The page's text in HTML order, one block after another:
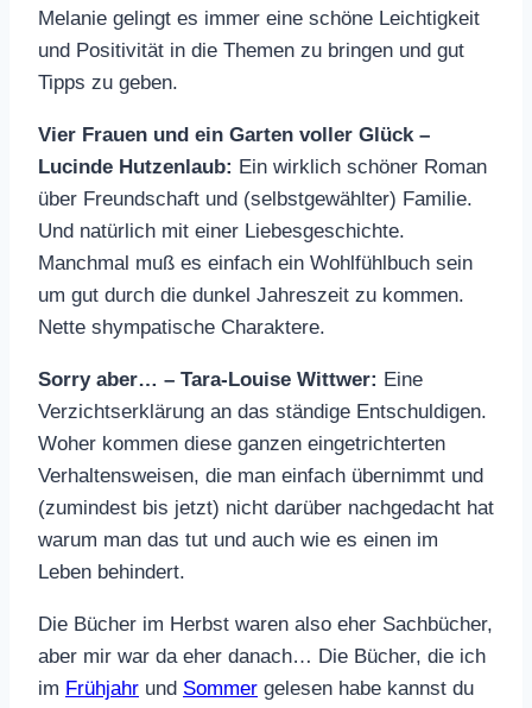
Melanie gelingt es immer eine schöne Leichtigkeit
und Positivität in die Themen zu bringen und gut
Tipps zu geben.
Vier Frauen und ein Garten voller Glück –
Lucinde Hutzenlaub: Ein wirklich schöner Roman
über Freundschaft und (selbstgewählter) Familie.
Und natürlich mit einer Liebesgeschichte.
Manchmal muß es einfach ein Wohlfühlbuch sein
um gut durch die dunkel Jahreszeit zu kommen.
Nette shympatische Charaktere.
Sorry aber… – Tara-Louise Wittwer: Eine
Verzichtserklärung an das ständige Entschuldigen.
Woher kommen diese ganzen eingetrichterten
Verhaltensweisen, die man einfach übernimmt und
(zumindest bis jetzt) nicht darüber nachgedacht hat
warum man das tut und auch wie es einen im
Leben behindert.
Die Bücher im Herbst waren also eher Sachbücher,
aber mir war da eher danach… Die Bücher, die ich
im Frühjahr und Sommer gelesen habe kannst du